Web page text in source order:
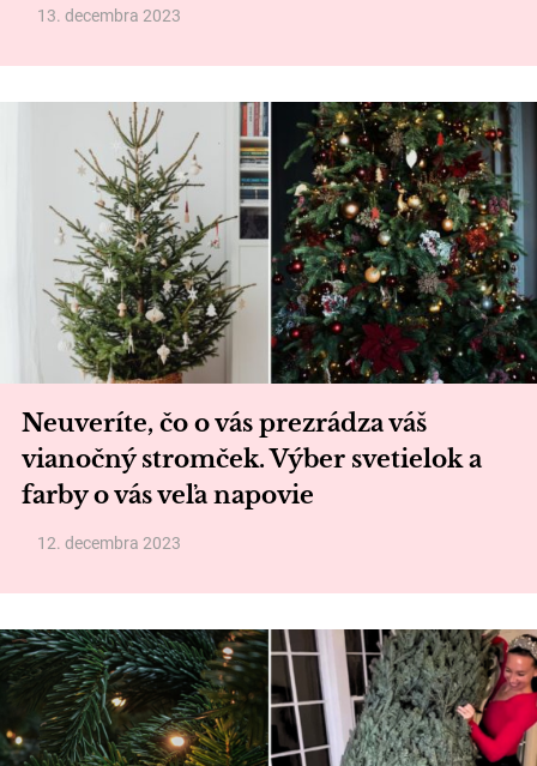
13. decembra 2023
Neuveríte, čo o vás prezrádza váš
vianočný stromček. Výber svetielok a
farby o vás veľa napovie
12. decembra 2023